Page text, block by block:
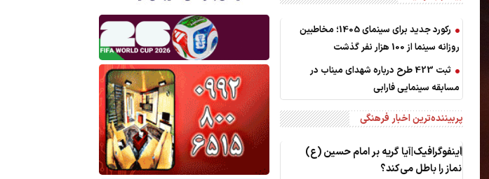
رکورد جدید برای سینمای 1405؛ مخاطبین
روزانه سینما از 100 هزار نفر گذشت
ثبت 423 طرح درباره شهدای میناب در
مسابقه سینمایی فارابی
پربیننده‌ترین اخبار فرهنگی
1اینفوگرافیک|آیا گریه بر امام حسین (ع)
نماز را باطل می‌کند؟